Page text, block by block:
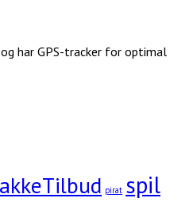
har GPS-tracker for optimal
pirat spil